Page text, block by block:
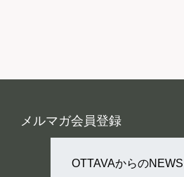
メルマガ会員登録
OTTAVAからのNEWS